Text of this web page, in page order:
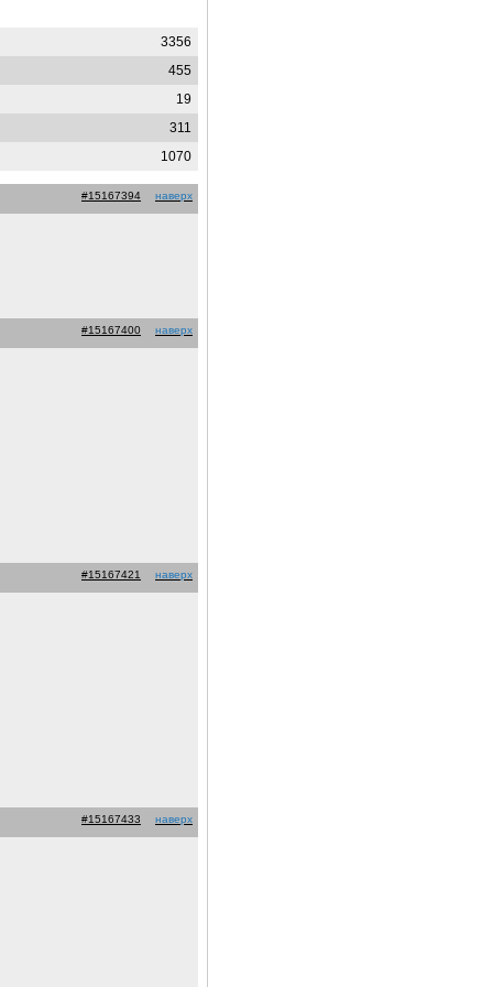
3356
455
19
311
1070
#15167394 наверх
#15167400 наверх
#15167421 наверх
#15167433 наверх